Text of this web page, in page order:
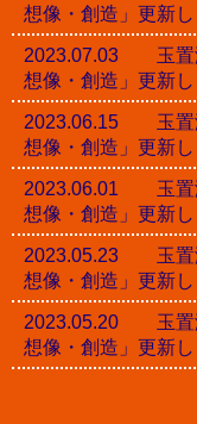
想像・創造」更新し
2023.07.03 玉置
想像・創造」更新し
2023.06.15 玉置
想像・創造」更新し
2023.06.01 玉置
想像・創造」更新し
2023.05.23 玉置
想像・創造」更新し
2023.05.20 玉置
想像・創造」更新し